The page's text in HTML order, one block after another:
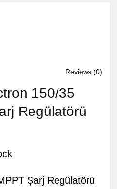
Reviews (0)
150/35
Regülatörü
Şarj Regülatörü